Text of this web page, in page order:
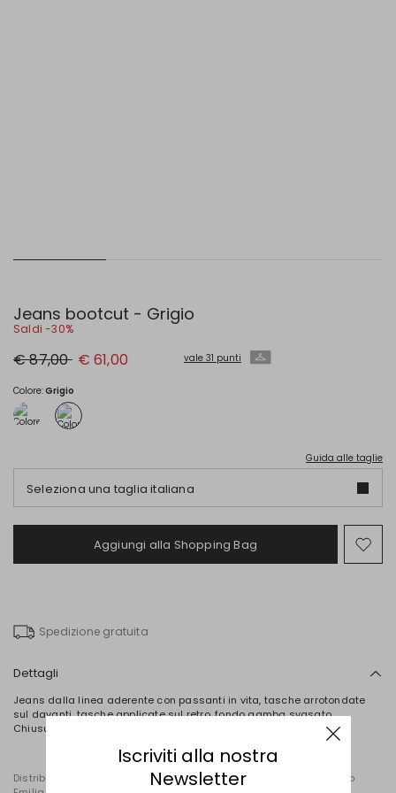
Jeans bootcut - Grigio
Saldi -30%
Prezzo
originale
87,00
€ 87,00 Nuovo
prezzo
€ 61,00 vale 31 punti
Colore:Grigio
Guida alle taglie
Seleziona una taglia italiana
Aggiungi alla Shopping Bag
Spedizione gratuita
Dettagli
Jeans dalla linea aderente con passanti in vita, tasche arrotondate
sul davanti, tasche applicate sul retro, fondo gamba svasato.
Chiusura con bottone e zip nascosta.
Distribuito da Diffusione Tessile S.r.l., con sede in Cavriago, Reggio
Iscriviti alla nostra
Newsletter